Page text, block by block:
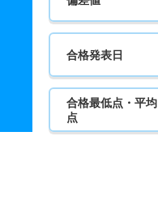
合格発表日
合格最低点・平均
点